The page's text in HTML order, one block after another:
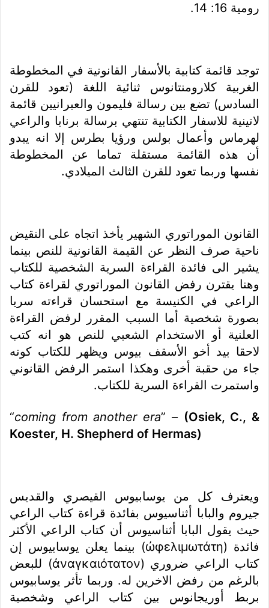
رومية 16: 14.
توجد قائمة كتابية بالأسفار القانونية في المخطوطة
الغربية كلارومنتانوس ثنائية اللغة (تعود للقرن
السادس) تضع بين رسالة فليمون والعبرانيين قائمة
لاتينية للاسفار الكتابية تنتهي برسالة برنابا والراعي
لهرماس وأعمال بولس ورؤيا بطرس إلا انه يبدو
أن هذه القائمة مستقلة تماما عن المخطوطة
نفسها وربما تعود للقرن الثالث الميلادي.
القانون الموراتوري الشهير يأخذ اتجاه على النقيض
ناحية صرف النظر عن القيمة القانونية للنص بينما
يشير الى فائدة القراءة السرية الشخصية للكتاب
وهنا يقترن رفض القانون الموراتوري لقراءة كتاب
الراعي في الكنيسة مع استحسان قراءته سريا
بصورة شخصية أما السبب المقرر لرفض القراءة
العلنية أو الاستخدام الشعبي للنص هو انه كتب
لاحقا بيد أخو الأسقف بيوس ويظهر للكتاب كونه
جاء من حقبة أخرى وهكذا استمر الرفض القانوني
واستمرت القراءة السرية للكتاب.
“coming from another era” – (Osiek, C., &
Koester, H. Shepherd of Hermas)
ويعترف كل من يوسابيوس القيصري والقديس
جيروم والبابا أثناسيوس بفائدة قراءة كتاب الراعي
حيث يقول البابا أثناسيوس أن كتاب الراعي الأكثر
فائدة (ὠφελιμωτάτη) بينما يعلن يوسابيوس إن
كتاب الراعي ضروري (ἀναγκαιότατον) للبعض
بالرغم من رفض الاخرين له. وربما تأثر يوسابيوس
بربط أوريجانوس بين كتاب الراعي وشخصية